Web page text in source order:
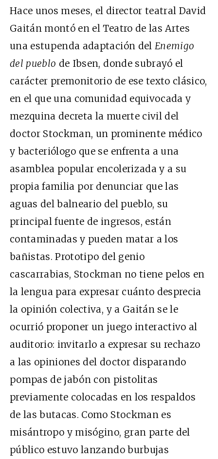
Hace unos meses, el director teatral David
Gaitán montó en el Teatro de las Artes
una estupenda adaptación del Enemigo
del pueblo de Ibsen, donde subrayó el
carácter premonitorio de ese texto clásico,
en el que una comunidad equivocada y
mezquina decreta la muerte civil del
doctor Stockman, un prominente médico
y bacteriólogo que se enfrenta a una
asamblea popular encolerizada y a su
propia familia por denunciar que las
aguas del balneario del pueblo, su
principal fuente de ingresos, están
contaminadas y pueden matar a los
bañistas. Prototipo del genio
cascarrabias, Stockman no tiene pelos en
la lengua para expresar cuánto desprecia
la opinión colectiva, y a Gaitán se le
ocurrió proponer un juego interactivo al
auditorio: invitarlo a expresar su rechazo
a las opiniones del doctor disparando
pompas de jabón con pistolitas
previamente colocadas en los respaldos
de las butacas. Como Stockman es
misántropo y misógino, gran parte del
público estuvo lanzando burbujas